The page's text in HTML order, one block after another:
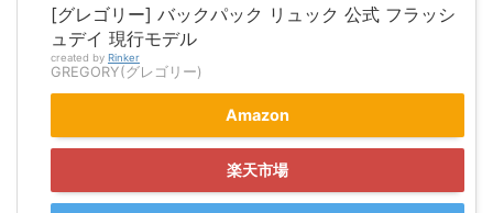
[グレゴリー] バックパック リュック 公式 フラッシ
ュデイ 現行モデル
created by Rinker
GREGORY(グレゴリー)
Amazon
楽天市場